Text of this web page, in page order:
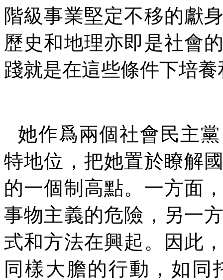
階級事業堅定不移的獻
歷史和地理亦即是社會
踐就是在這些條件下培
她作爲兩個社會民主
特地位，把她置於瞭解
的一個制高點。一方面
事物主義的危險，另一
式和方法在興起。因此
同樣大膽的行動，如